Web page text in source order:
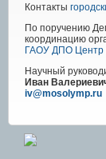
Контакты
По поручению
координацию
ГАОУ ДПО Центр
Научный
Иван
iv@mosolymp.ru